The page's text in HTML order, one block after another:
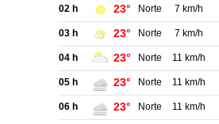
02 h 23° Norte 7 km/h
03 h 23° Norte 7 km/h
04 h 23° Norte 11 km/h
05 h 23° Norte 11 km/h
06 h 23° Norte 11 km/h